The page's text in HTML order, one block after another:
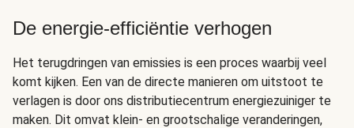
De energie-efficiëntie verhogen
Het terugdringen van emissies is een proces waarbij veel
komt kijken. Een van de directe manieren om uitstoot te
verlagen is door ons distributiecentrum energiezuiniger te
maken. Dit omvat klein- en grootschalige veranderingen,